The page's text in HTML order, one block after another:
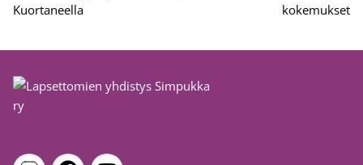
Kuortaneella
kokemukset